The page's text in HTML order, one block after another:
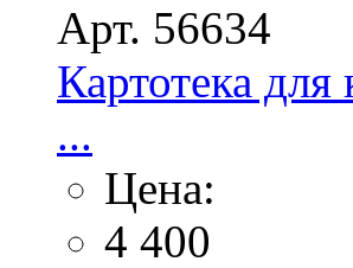
Арт. 56634
Картотека
...
Цена:
4 400